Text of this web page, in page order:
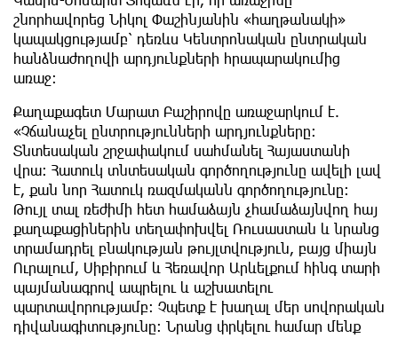
շնորհավորեց Նիկոլ Փաշինյանին «հաղթանակի»
կապակցությամբ՝ դեռևս Կենտրոնական ընտրական
հանձնաժողովի արդյունքների հրապարակումից
առաջ։
Քաղաքագետ Մարատ Բաշիրովը առաջարկում է.
«Չճանաչել ընտրությունների արդյունքները։
Տնտեսական շրջափակում սահմանել Հայաստանի
վրա։ Հատուկ տնտեսական գործողությունը ավելի լավ
է, քան նոր Հատուկ ռազմականն գործողությունը։
Թույլ տալ ռեժիմի հետ համաձայն չհամաձայնվող հայ
քաղաքացիներին տեղափոխվել Ռուսաստան և նրանց
տրամադրել բնակության թույլտվություն, բայց միայն
Ուրալում, Սիբիրում և Հեռավոր Արևելքում հինգ տարի
պայմանագրով ապրելու և աշխատելու
պարտավորությամբ։ Չպետք է խաղալ մեր սովորական
դիվանագիտությունը։ Նրանց փրկելու համար մենք